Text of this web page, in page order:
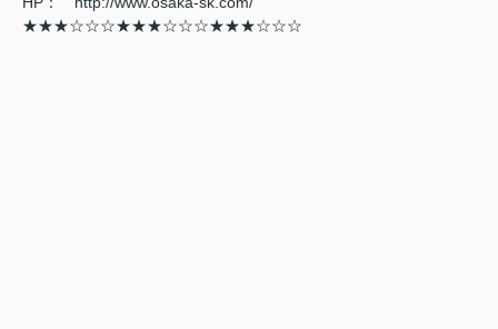
★★★☆☆☆★★★☆☆☆★★★☆☆☆